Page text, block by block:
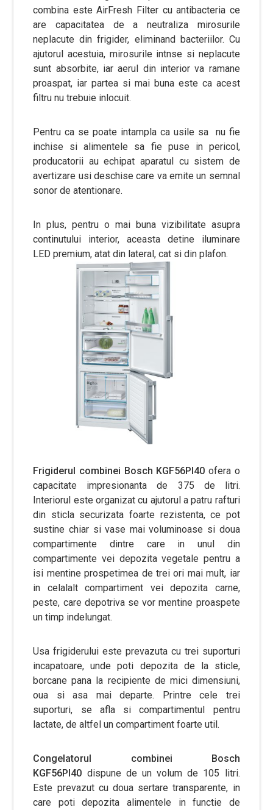
combina este AirFresh Filter cu antibacteria ce
are capacitatea de a neutraliza mirosurile
neplacute din frigider, eliminand bacteriilor. Cu
ajutorul acestuia, mirosurile intnse si neplacute
sunt absorbite, iar aerul din interior va ramane
proaspat, iar partea si mai buna este ca acest
filtru nu trebuie inlocuit.
Pentru ca se poate intampla ca usile sa nu fie
inchise si alimentele sa fie puse in pericol,
producatorii au echipat aparatul cu sistem de
avertizare usi deschise care va emite un semnal
sonor de atentionare.
In plus, pentru o mai buna vizibilitate asupra
continutului interior, aceasta detine iluminare
LED premium, atat din lateral, cat si din plafon.
Frigiderul combinei Bosch KGF56PI40 ofera o
capacitate impresionanta de 375 de litri.
Interiorul este organizat cu ajutorul a patru rafturi
din sticla securizata foarte rezistenta, ce pot
sustine chiar si vase mai voluminoase si doua
compartimente dintre care in unul din
compartimente vei depozita vegetale pentru a
isi mentine prospetimea de trei ori mai mult, iar
in celalalt compartiment vei depozita carne,
peste, care depotriva se vor mentine proaspete
un timp indelungat.
Usa frigiderului este prevazuta cu trei suporturi
incapatoare, unde poti depozita de la sticle,
borcane pana la recipiente de mici dimensiuni,
oua si asa mai departe. Printre cele trei
suporturi, se afla si compartimentul pentru
lactate, de altfel un compartiment foarte util.
Congelatorul combinei Bosch
KGF56PI40 dispune de un volum de 105 litri.
Este prevazut cu doua sertare transparente, in
care poti depozita alimentele in functie de